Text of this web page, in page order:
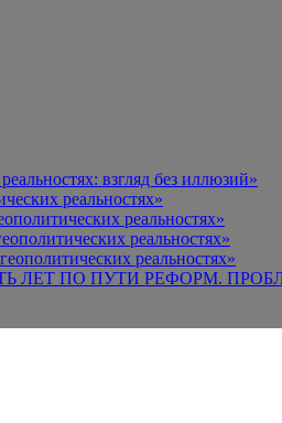
взгляд без иллюзий»
реальностях»
реальностях»
реальностях»
реальностях»
ЛЕТ ПО ПУТИ РЕФОРМ.